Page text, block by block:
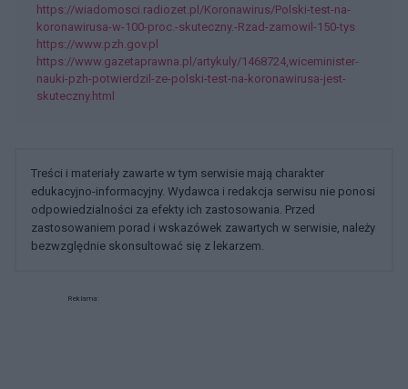
https://wiadomosci.radiozet.pl/Koronawirus/Polski-test-na-
koronawirusa-w-100-proc.-skuteczny.-Rzad-zamowil-150-tys
https://www.pzh.gov.pl
https://www.gazetaprawna.pl/artykuly/1468724,wiceminister-
nauki-pzh-potwierdzil-ze-polski-test-na-koronawirusa-jest-
skuteczny.html
Treści i materiały zawarte w tym serwisie mają charakter
edukacyjno-informacyjny. Wydawca i redakcja serwisu nie ponosi
odpowiedzialności za efekty ich zastosowania. Przed
zastosowaniem porad i wskazówek zawartych w serwisie, należy
bezwzględnie skonsultować się z lekarzem.
Reklama: